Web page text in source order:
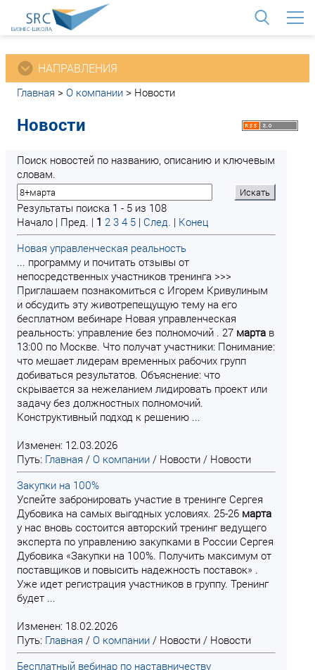
НАПРАВЛЕНИЯ
Главная > О компании > Новости
Новости
Поиск новостей по названию, описанию и ключевым
словам.
Результаты поиска 1 - 5 из 108
Начало | Пред. | 1 2 3 4 5 | След. | Конец
Новая управленческая реальность
... программу и почитать отзывы от
непосредственных участников тренинга >>>
Приглашаем познакомиться с Игорем Кривулиным
и обсудить эту животрепещущую тему на его
бесплатном вебинаре Новая управленческая
реальность: управление без полномочий . 27 марта в
13:00 по Москве. Что получат участники: Понимание:
что мешает лидерам временных рабочих групп
добиваться результатов. Объяснение: что
скрывается за нежеланием лидировать проект или
задачу без должностных полномочий.
Конструктивный подход к решению ...
Изменен: 12.03.2026
Путь: Главная / О компании / Новости / Новости
Закупки на 100%
Успейте забронировать участие в тренинге Сергея
Дубовика на самых выгодных условиях. 25-26 марта
у нас вновь состоится авторский тренинг ведущего
эксперта по управлению закупками в России Сергея
Дубовика «Закупки на 100%. Получить максимум от
поставщиков и повысить надежность поставок» .
Уже идет регистрация участников в группу. Тренинг
будет ...
Изменен: 18.02.2026
Путь: Главная / О компании / Новости / Новости
Бесплатный вебинар по наставничеству